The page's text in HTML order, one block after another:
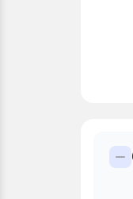
PREVISÃO